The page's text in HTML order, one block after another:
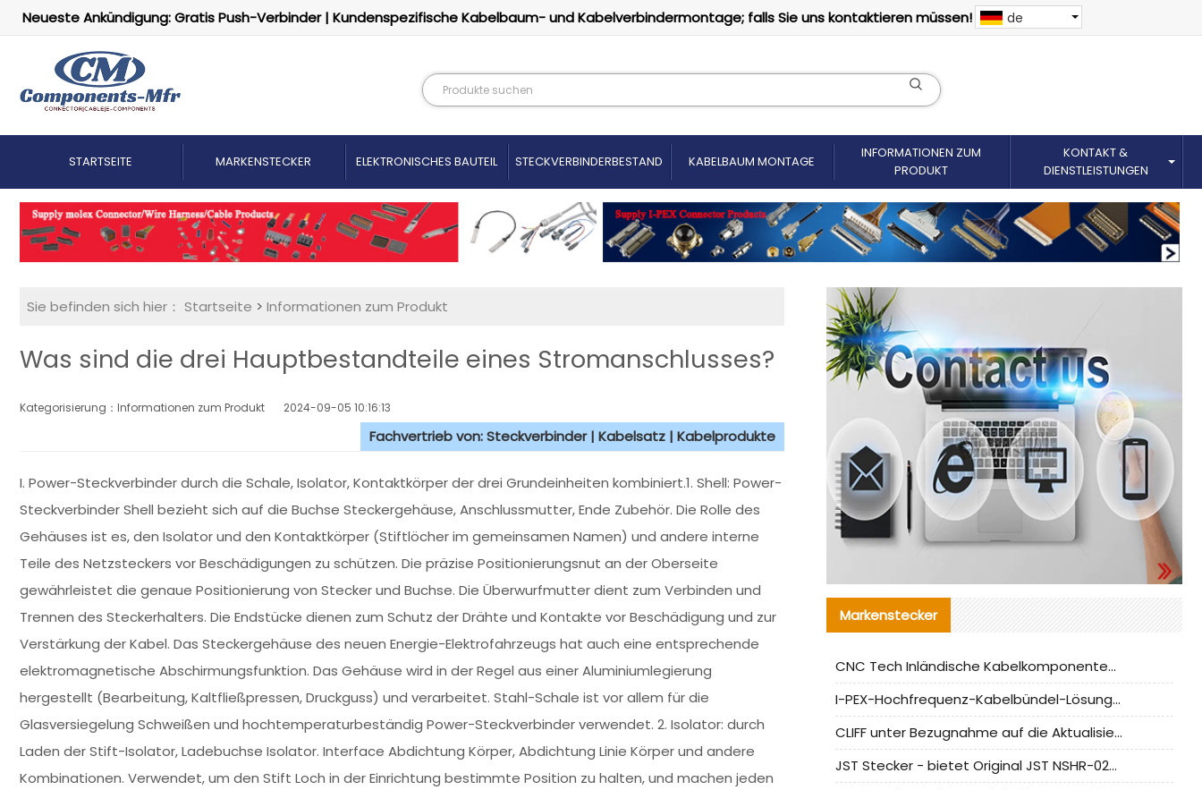
Neueste Ankündigung: Gratis Push-Verbinder | Kundenspezifische Kabelbaum- und Kabelverbindermontage; falls Sie uns kontaktieren müssen! de
STARTSEITE MARKENSTECKER ELEKTRONISCHES BAUTEIL STECKVERBINDERBESTAND KABELBAUM MONTAGE
INFORMATIONEN ZUM
PRODUKT
KONTAKT &
DIENSTLEISTUNGEN
Sie befinden sich hier： Startseite > Informationen zum Produkt
Was sind die drei Hauptbestandteile eines Stromanschlusses?
Kategorisierung：Informationen zum Produkt 2024-09-05 10:16:13
Fachvertrieb von: Steckverbinder | Kabelsatz | Kabelprodukte
I. Power-Steckverbinder durch die Schale, Isolator, Kontaktkörper der drei Grundeinheiten kombiniert.1. Shell: Power-
Steckverbinder Shell bezieht sich auf die Buchse Steckergehäuse, Anschlussmutter, Ende Zubehör. Die Rolle des
Gehäuses ist es, den Isolator und den Kontaktkörper (Stiftlöcher im gemeinsamen Namen) und andere interne
Teile des Netzsteckers vor Beschädigungen zu schützen. Die präzise Positionierungsnut an der Oberseite
gewährleistet die genaue Positionierung von Stecker und Buchse. Die Überwurfmutter dient zum Verbinden und
Trennen des Steckerhalters. Die Endstücke dienen zum Schutz der Drähte und Kontakte vor Beschädigung und zur
Verstärkung der Kabel. Das Steckergehäuse des neuen Energie-Elektrofahrzeugs hat auch eine entsprechende
elektromagnetische Abschirmungsfunktion. Das Gehäuse wird in der Regel aus einer Aluminiumlegierung
hergestellt (Bearbeitung, Kaltfließpressen, Druckguss) und verarbeitet. Stahl-Schale ist vor allem für die
Glasversiegelung Schweißen und hochtemperaturbeständig Power-Steckverbinder verwendet. 2. Isolator: durch
Laden der Stift-Isolator, Ladebuchse Isolator. Interface Abdichtung Körper, Abdichtung Linie Körper und andere
Kombinationen. Verwendet, um den Stift Loch in der Einrichtung bestimmte Position zu halten, und machen jeden
Markenstecker
CNC Tech Inländische Kabelkomponentenbewertung und Massenproduktionsanpassungsanleitung
I-PEX-Hochfrequenz-Kabelbündel-Lösung für die heimische Produktion analysiert
CLIFF unter Bezugnahme auf die Aktualisierung der chinesischen Stecker-Testnormen
JST Stecker - bietet Original JST NSHR-02V-S Stecker und Ersatzteile an